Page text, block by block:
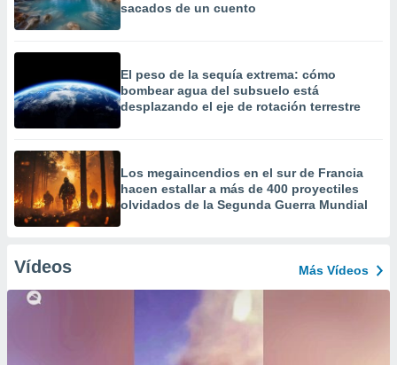
sacados de un cuento
El peso de la sequía extrema: cómo
bombear agua del subsuelo está
desplazando el eje de rotación terrestre
Los megaincendios en el sur de Francia
hacen estallar a más de 400 proyectiles
olvidados de la Segunda Guerra Mundial
Vídeos Más Vídeos